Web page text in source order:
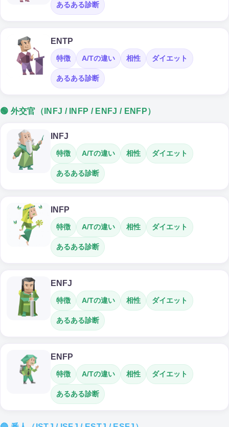
あるある診断
ENTP
特徴 A/Tの違い 相性 ダイエット
あるある診断
🟢 外交官（INFJ / INFP / ENFJ / ENFP）
INFJ
特徴 A/Tの違い 相性 ダイエット
あるある診断
INFP
特徴 A/Tの違い 相性 ダイエット
あるある診断
ENFJ
特徴 A/Tの違い 相性 ダイエット
あるある診断
ENFP
特徴 A/Tの違い 相性 ダイエット
あるある診断